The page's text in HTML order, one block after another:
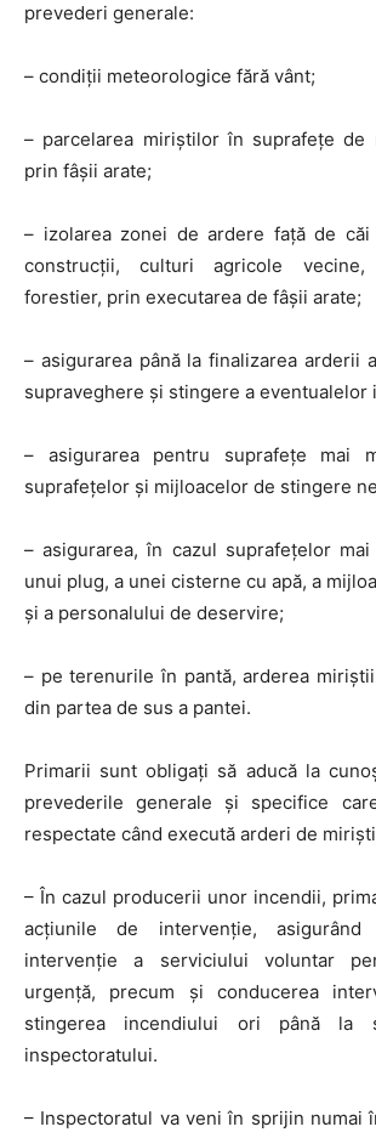
prevederi generale:
– condiții meteorologice fără vânt;
– parcelarea miriștilor în suprafețe de
prin fâșii arate;
– izolarea zonei de ardere față de căi
construcții, culturi agricole
forestier, prin executarea de fâșii arate;
– asigurarea până la finalizarea arderii
supraveghere și stingere a eventualelor
– asigurarea pentru suprafețe
suprafețelor și mijloacelor de stingere
– asigurarea, în cazul suprafețelor
unui plug, a unei cisterne cu apă, a
și a personalului de deservire;
– pe terenurile în pantă, arderea
din partea de sus a pantei.
Primarii sunt obligați să aducă la
prevederile generale și specifice
respectate când execută arderi de
– În cazul producerii unor incendii,
acțiunile de intervenție, asigurând
intervenție a serviciului voluntar
urgență, precum și conducerea
stingerea incendiului ori până la
inspectoratului.
– Inspectoratul va veni în sprijin numai